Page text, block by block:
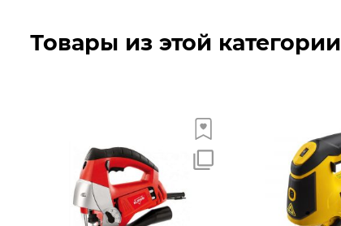
Товары из этой категории